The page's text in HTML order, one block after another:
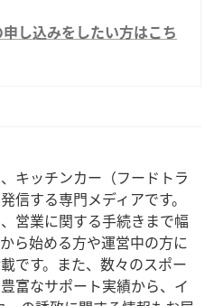
し込みをしたい方はこち
キッチンカー（フードトラ
信する専門メディアです。
営業に関する手続きまで幅
ら始める方や運営中の方に
です。また、数々のスポー
富なサポート実績から、イ